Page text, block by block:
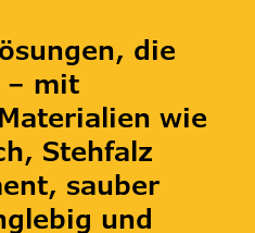
die
– mit
wie
Stehfalz
sauber
und